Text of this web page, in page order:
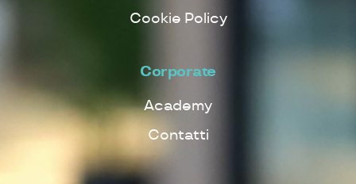
Cookie Policy
Corporate
Academy
Contatti